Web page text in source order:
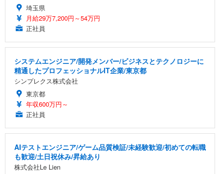
埼玉県
月給29万7,200円～54万円
正社員
システムエンジニア/開発メンバー/ビジネスとテクノロジーに
精通したプロフェッショナルIT企業/東京都
シンプレクス株式会社
東京都
年収600万円～
正社員
AIテストエンジニア/ゲーム品質検証/未経験歓迎/初めての転職
も歓迎/土日祝休み/昇給あり
株式会社Le Lien